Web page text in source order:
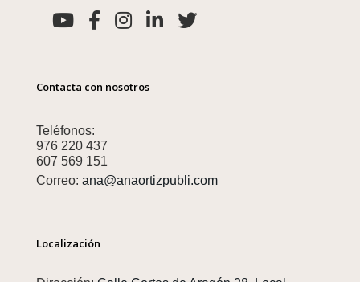
Contacta con nosotros
Teléfonos:
976 220 437
607 569 151
Correo: ana@anaortizpubli.com
Localización